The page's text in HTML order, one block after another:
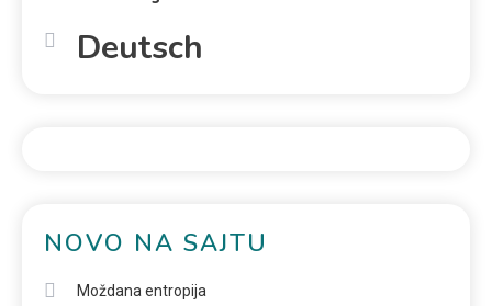
Deutsch
NOVO NA SAJTU
Moždana entropija